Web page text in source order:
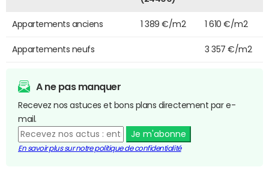
Appartements anciens 1 389 €/m2 1 610 €/m2
Appartements neufs 3 357 €/m2
A ne pas manquer
Recevez nos astuces et bons plans directement par e-
mail.
Je m'abonne
En savoir plus sur notre politique de confidentialité